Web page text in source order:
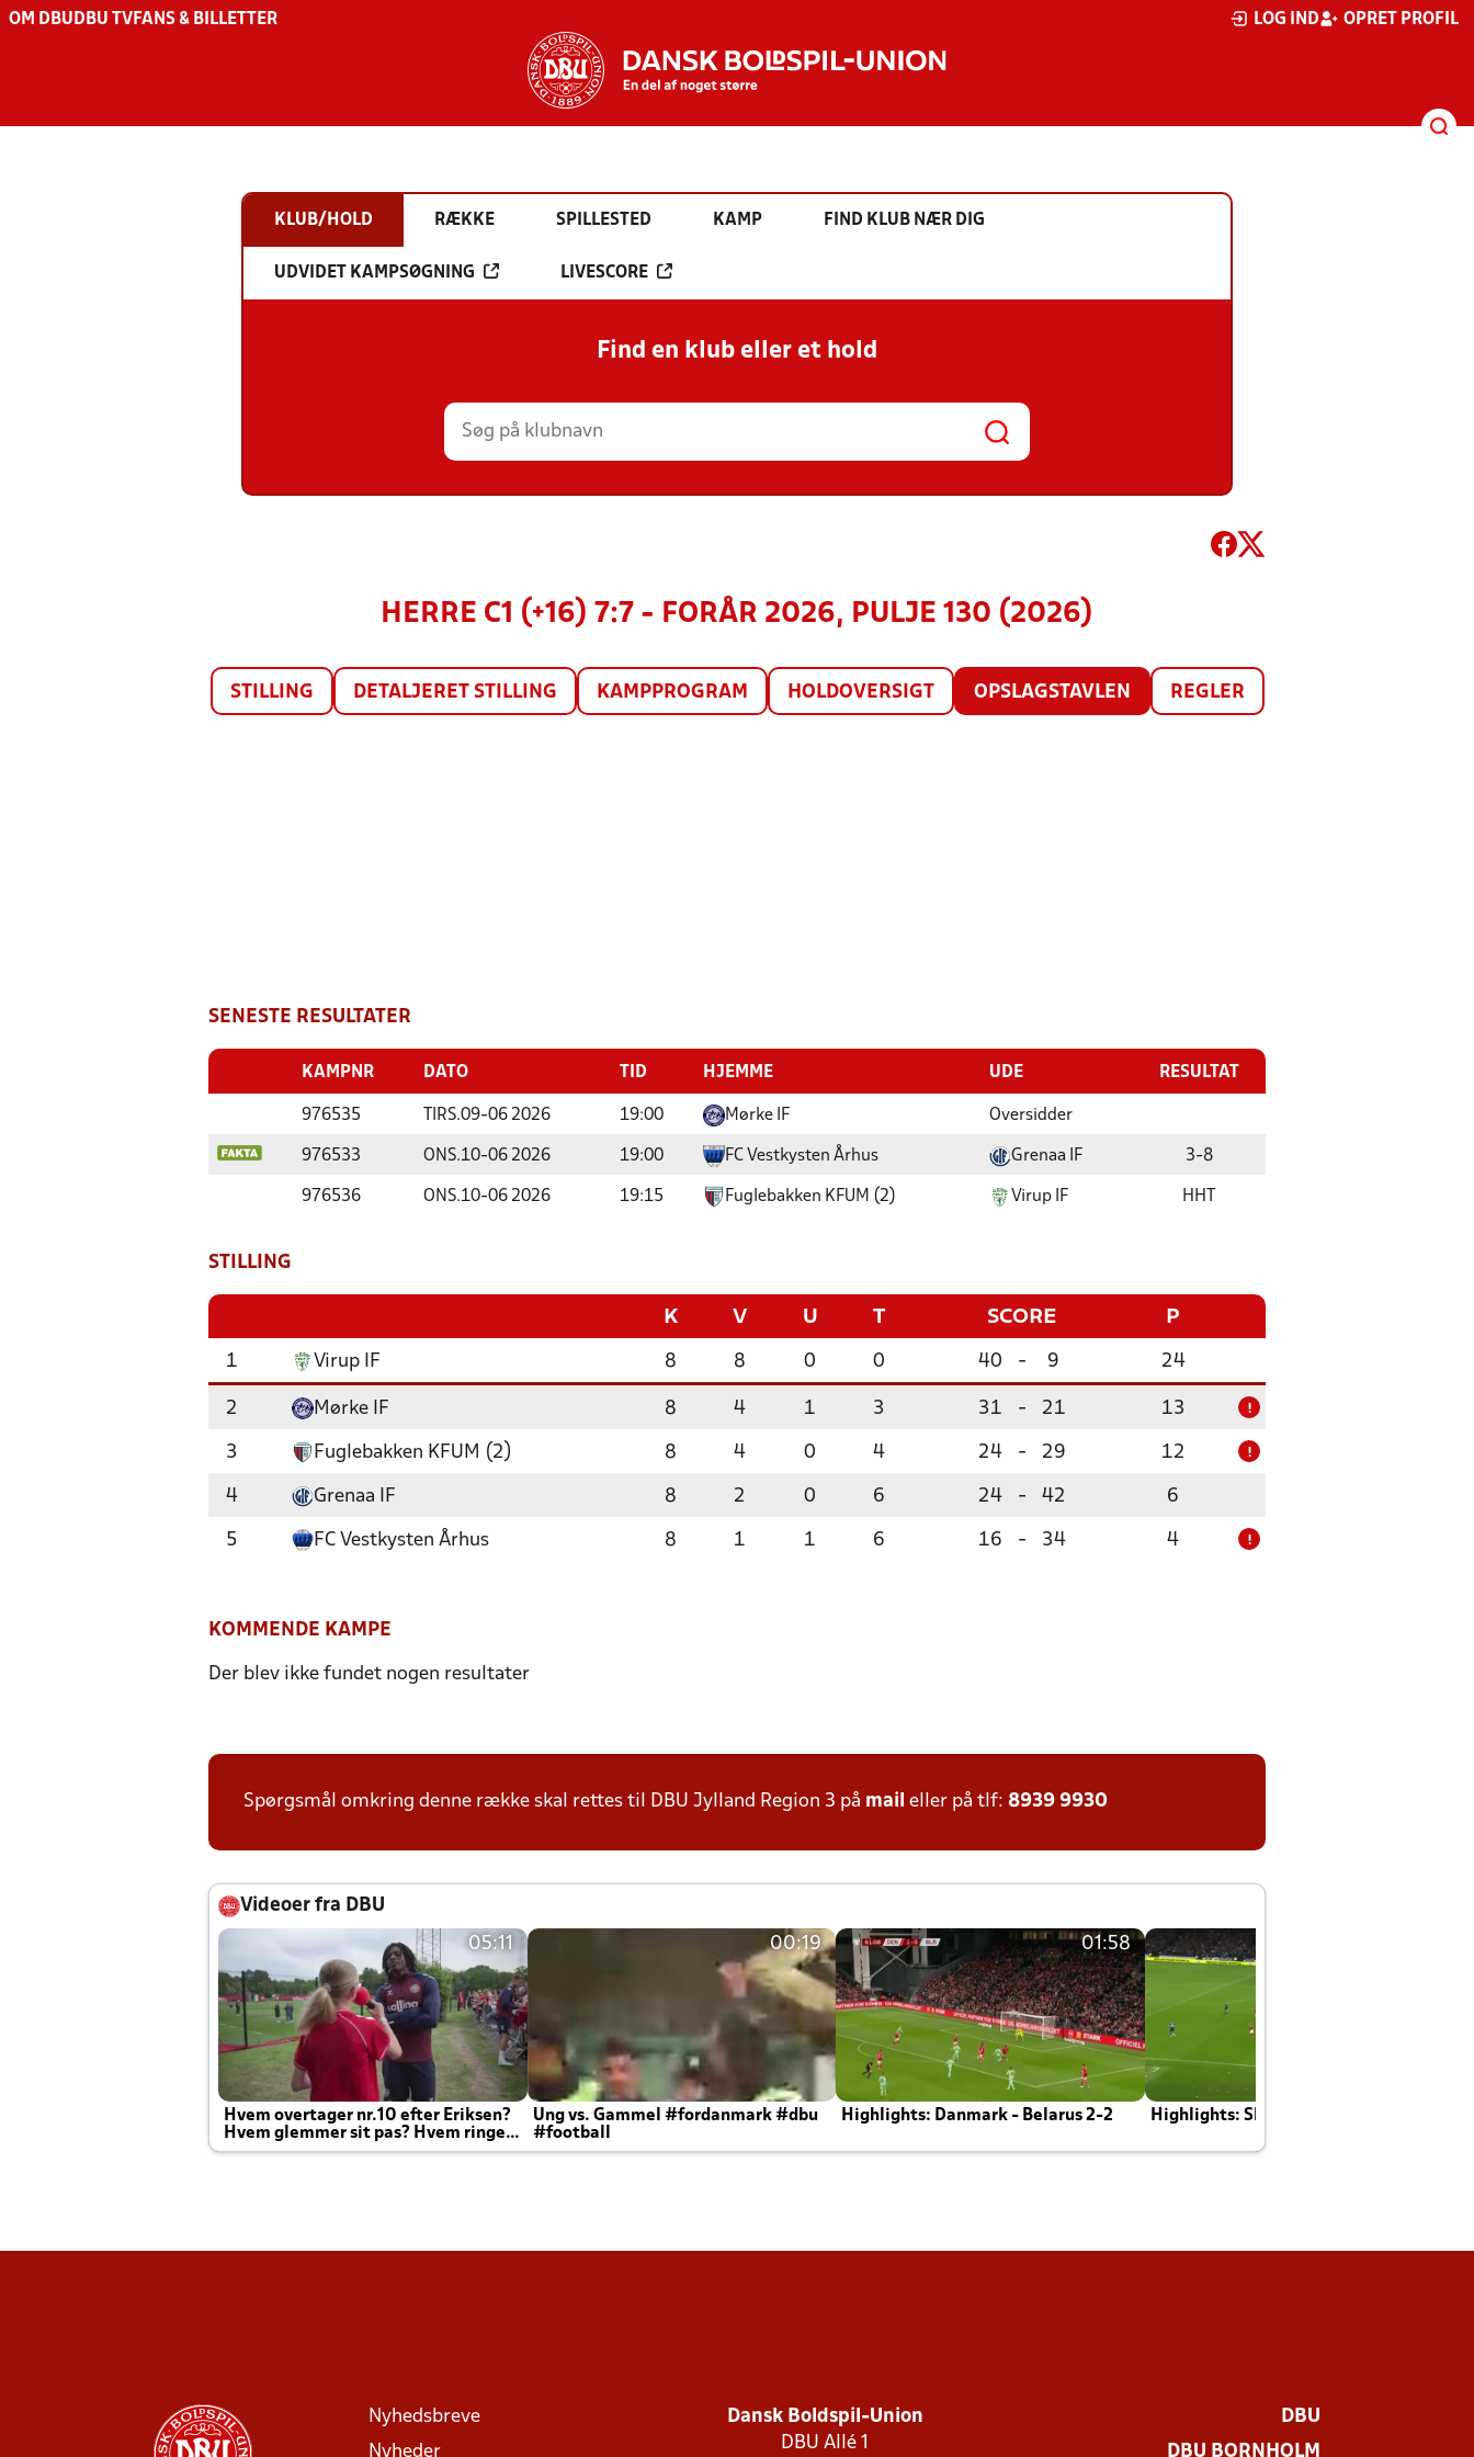
OM DBU DBU TV FANS & BILLETTER LOG IND OPRET PROFIL
KLUB/HOLD RÆKKE SPILLESTED KAMP FIND KLUB NÆR DIG
UDVIDET KAMPSØGNING LIVESCORE
Find en klub eller et hold
HERRE C1 (+16) 7:7 - FORÅR 2026, PULJE 130 (2026)
STILLING DETALJERET STILLING KAMPPROGRAM HOLDOVERSIGT OPSLAGSTAVLEN REGLER
SENESTE RESULTATER
KAMPNR DATO TID HJEMME UDE RESULTAT
976535 TIRS.09-06 2026 19:00 Mørke IF Oversidder
976533 ONS.10-06 2026 19:00 FC Vestkysten Århus Grenaa IF 3-8
976536 ONS.10-06 2026 19:15 Fuglebakken KFUM (2) Virup IF HHT
STILLING
K V U T SCORE P
1 Virup IF 8 8 0 0 40 - 9 24
2 Mørke IF 8 4 1 3 31 - 21 13 !
3 Fuglebakken KFUM (2) 8 4 0 4 24 - 29 12 !
4 Grenaa IF 8 2 0 6 24 - 42 6
5 FC Vestkysten Århus 8 1 1 6 16 - 34 4 !
KOMMENDE KAMPE
Der blev ikke fundet nogen resultater
Spørgsmål omkring denne række skal rettes til DBU Jylland Region 3 på mail eller på tlf: 8939 9930
Videoer fra DBU
05:11
Hvem overtager nr.10 efter Eriksen?
Hvem glemmer sit pas? Hvem ringer
Joachim altid til efter kampe?
00:19
Ung vs. Gammel #fordanmark #dbu
#football
01:58
Highlights: Danmark - Belarus 2-2 Highlights: Skotland - Danmark 4-2
Nyhedsbreve
Nyheder
Dansk Boldspil-Union
DBU Allé 1
DBU
DBU BORNHOLM